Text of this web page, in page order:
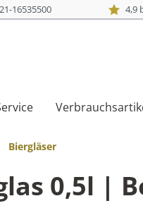
16535500 4,9
Biergläser
0,5l |